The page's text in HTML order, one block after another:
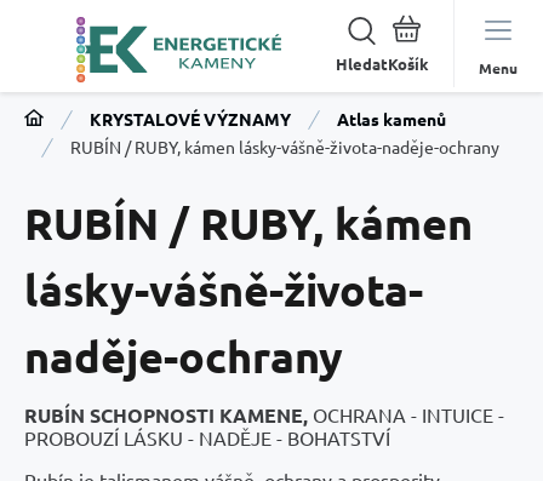
Hledat Menu
KRYSTALOVÉ VÝZNAMY
Atlas kamenů
RUBÍN / RUBY, kámen lásky-vášně-života-naděje-ochrany
RUBÍN / RUBY, kámen
lásky-vášně-života-
naděje-ochrany
RUBÍN SCHOPNOSTI KAMENE, OCHRANA - INTUICE -
PROBOUZÍ LÁSKU - NADĚJE - BOHATSTVÍ